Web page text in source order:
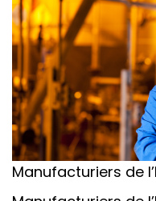
Manufacturiers de